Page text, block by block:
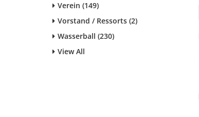
Verein (149)
Vorstand / Ressorts (2)
Wasserball (230)
View All